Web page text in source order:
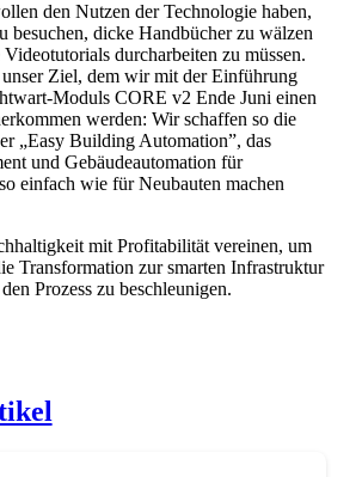
den Nutzen der Technologie haben,
besuchen, dicke Handbücher zu wälzen
durcharbeiten zu müssen.
Ziel, dem wir mit der Einführung
Moduls CORE v2 Ende Juni einen
werden: Wir schaffen so die
„Easy Building Automation”, das
und Gebäudeautomation für
einfach wie für Neubauten machen
mit Profitabilität vereinen, um
Transformation zur smarten Infrastruktur
Prozess zu beschleunigen.